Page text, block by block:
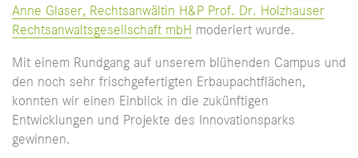
Anne Glaser, Rechtsanwältin H&P Prof. Dr. Holzhauser
Rechtsanwaltsgesellschaft mbH moderiert wurde.
Mit einem Rundgang auf unserem blühenden Campus und
den noch sehr frischgefertigten Erbaupachtflächen,
konnten wir einen Einblick in die zukünftigen
Entwicklungen und Projekte des Innovationsparks
gewinnen.